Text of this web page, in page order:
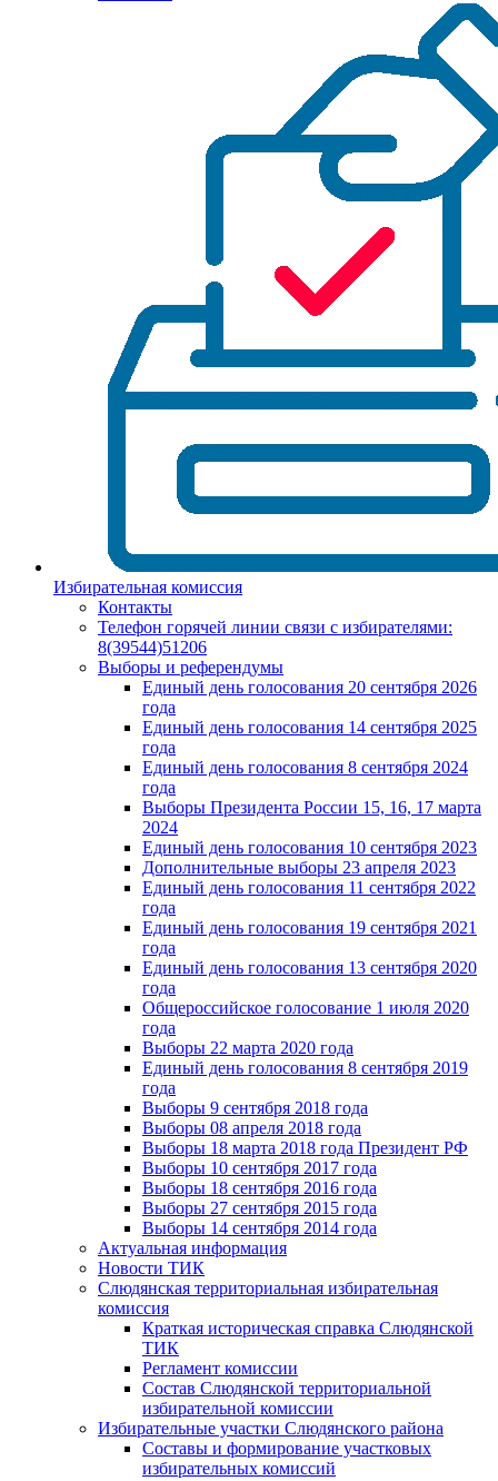
Избирательная комиссия
Контакты
Телефон горячей линии связи с избирателями:
8(39544)51206
Выборы и референдумы
Единый день голосования 20 сентября 2026
года
Единый день голосования 14 сентября 2025
года
Единый день голосования 8 сентября 2024
года
Выборы Президента России 15, 16, 17 марта
2024
Единый день голосования 10 сентября 2023
Дополнительные выборы 23 апреля 2023
Единый день голосования 11 сентября 2022
года
Единый день голосования 19 сентября 2021
года
Единый день голосования 13 сентября 2020
года
Общероссийское голосование 1 июля 2020
года
Выборы 22 марта 2020 года
Единый день голосования 8 сентября 2019
года
Выборы 9 сентября 2018 года
Выборы 08 апреля 2018 года
Выборы 18 марта 2018 года Президент РФ
Выборы 10 сентября 2017 года
Выборы 18 сентября 2016 года
Выборы 27 сентября 2015 года
Выборы 14 сентября 2014 года
Актуальная информация
Новости ТИК
Слюдянская территориальная избирательная
комиссия
Краткая историческая справка Слюдянской
ТИК
Регламент комиссии
Состав Слюдянской территориальной
избирательной комиссии
Избирательные участки Слюдянского района
Составы и формирование участковых
избирательных комиссий